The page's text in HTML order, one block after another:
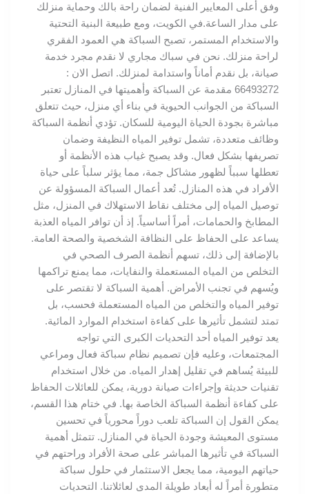
وفق أعلى المعايير الفنية لضمان راحة بالك وحماية منزلك
على مدار الساعة.في الكويت، ومع طبيعة البنية التحتية
والاستخدام المستمر، تصبح السباكة هي العمود الفقري
لراحة منزلك. نحن في سباك مجاري لا نقدم مجرد خدمة
صيانة، بل نقدم أماناً واستدامة لمنزلك. اتصل الان :
66493272 مقدمة عن السباكة وأهميتها في المنازل تعتبر
السباكة من الجوانب الحيوية في بناء أي منزل، حيث تتعلق
مباشرة بجودة الحياة اليومية للسكان. تؤدي أنظمة السباكة
وظائف متعددة، تشمل توفير المياه النظيفة وضمان
تصريفها بشكل فعال. وقد يصبح غياب هذه الأنظمة أو
تعطلها سبباً لظهور مشاكل جمة، مما يؤثر سلباً على حياة
الأفراد في هذه المنازل. تُعد أعمال السباكة المسؤولة عن
توصيل المياه إلى مختلف نقاط الاستهلاك في المنزل، مثل
المطابخ والحمامات، أمراً أساسياً. إذ أن توافر المياه العذبة
يساعد على الحفاظ على النظافة الشخصية والصحة العامة.
بالإضافة إلى ذلك، تسهم أنظمة الصرف الصحي في
التخلص من المياه المستعملة والنفايات، مما يمنع تراكمها
ويُسهم في تجنب الأمراض. أهمية السباكة لا تقتصر على
توفير المياه والتخلص من المياه المستعملة فحسب، بل
تمتد لتشمل تأثيرها على كفاءة استخدام الموارد المائية.
يعد توفير المياه أحد التحديات الكبرى التي تواجه
المجتمعات، وعليه فإن تصميم نظام سباكة فعال ومراعي
للبيئة يُساهم في تقليل إهدار المياه. من خلال استخدام
تقنيات حديثة وإجراءات صيانة دورية، يمكن للعائلات الحفاظ
على كفاءة أنظمة السباكة الخاصة بها. في ختام هذا القسم،
يمكن القول إن السباكة تلعب دوراً محورياً في تحسين
مستوى المعيشة وجودة الحياة في المنازل. تتمثل أهمية
السباكة في تأثيرها المباشر على صحة الأفراد وراحتهم في
حياتهم اليومية، مما يجعل الاستثمار في حلول سباكة
متطورة أمراً له أبعاد طويلة المدى لعائلاتنا. التحديات